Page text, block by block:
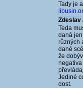
Tady je
Zdeslav
Teda
daná
různých
dané
že
Jediné
dost.